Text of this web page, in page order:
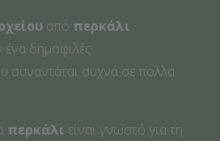
από περκάλι
ένα δημοφιλές
συναντάται συχνά σε πολλά
περκάλι είναι γνωστό για τη